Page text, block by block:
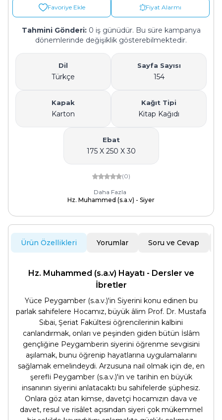
Favoriye Ekle Fiyat Alarmı
Tahmini Gönderi:0 iş günüdür. Bu süre kampanya
dönemlerinde değişiklik gösterebilmektedir.
Dil
Türkçe
Sayfa Sayısı
154
Kapak
Karton
Kağıt Tipi
Kitap Kağıdı
Ebat
175 X 250 X 30
(0)
Daha Fazla
Hz. Muhammed (s.a.v) - Siyer
Ürün Özellikleri Yorumlar Soru ve Cevap
Hz. Muhammed (s.a.v) Hayatı - Dersler ve
İbretler
Yüce Peygamber (s.a.v.)'in Siyerini konu edinen bu
parlak sahifelere Hocamız, büyük âlim Prof. Dr. Mustafa
Sıbai, Şeriat Fakültesi öğrencilerinin kalbini
canlandırmak, onları ve peşinden giden bütün İslâm
gençliğine Pey­gamberin siyerini öğrenme sevgisini
aşılamak, bunu öğrenip hayatlarına uygulamalarını
sağlamak emelindeydi. Arzusuna nail olmak için de, en
şerefli Peygamber (s.a.v.)'in ve tarihin en büyük
insanının siyerini anlatacaktı bu sahifelerde şüphesiz.
Onlara göz atan kimse, davetçi hocamızın dava ve
davet, resul ve risâlet açısından siyeri çok mü­kemmel